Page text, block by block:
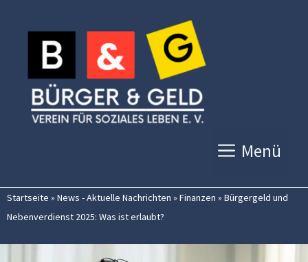
Inhalt
springen
Menü
Startseite » News - Aktuelle Nachrichten » Finanzen » Bürgergeld und
Nebenverdienst 2025: Was ist erlaubt?